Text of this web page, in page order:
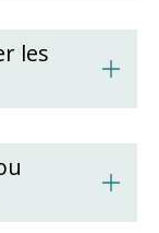
les